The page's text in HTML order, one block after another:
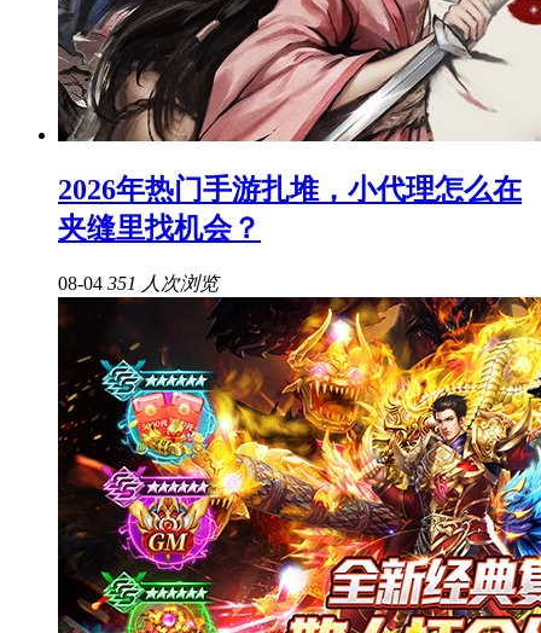
2026年热门手游扎堆，小代理怎么在
夹缝里找机会？
08-04 351 人次浏览